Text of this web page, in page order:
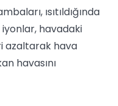
ısıtıldığında
havadaki
azaltarak hava
havasını